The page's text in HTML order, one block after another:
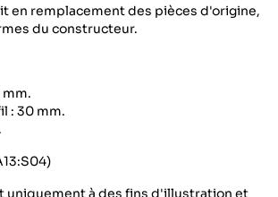
en remplacement des pièces d'origine,
du constructeur.
mm.
: 30 mm.
uniquement à des fins d'illustration et